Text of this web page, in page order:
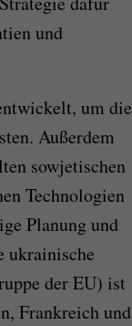
und
um die
Außerdem
sowjetischen
Technologien
Planung und
ukrainische
der EU) ist
Frankreich und